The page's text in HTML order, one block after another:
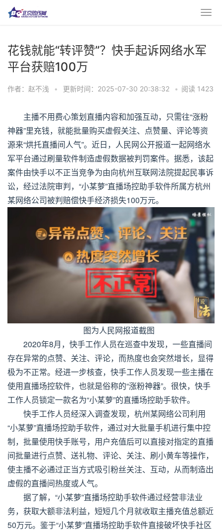
花钱就能“转评赞”？快手起诉网络水军
平台获赔100万
作者：赵不浅 • 更新时间：2025-07-30 20:38:32 • 阅读 1423
主播不用费心策划直播内容和加强互动，只需往“涨粉
神器”里充钱，就能批量购买虚假关注、点赞量、评论等资
源来“烘托直播间人气”。近日，人民网公开报道一起网络水
军平台通过刷量软件制造虚假数据被判罚案件。据悉，该起
案件由快手以不正当竞争为由向杭州互联网法院提起民事诉
讼，经过法院审判，“小某萝”直播场控助手软件所属方杭州
某网络公司被判赔偿快手经济损失100万元。
图为人民网报道截图
2020年8月，快手工作人员在巡查中发现，一些直播间
存在异常的点赞、关注、评论，而热度也会突然增长，显得
极为不正常。经进一步核查，快手工作人员发现一些主播在
使用直播场控软件，也就是俗称的“涨粉神器”。很快，快手
工作人员锁定一款名为“小某萝”的直播场控助手软件。
快手工作人员经深入调查发现，杭州某网络公司利用
“小某萝”直播场控助手软件，通过对大批量手机进行集中控
制，批量使用快手账号，用户充值后可以直接对指定的直播
间批量进行点赞、送礼物、评论、关注、刷小黄车等操作，
使主播不必通过正当方式吸引粉丝关注、互动，从而制造出
虚假的直播间热度或人气。
据了解，“小某萝”直播场控助手软件通过经营非法业
务，获取大额非法利益，短短几个月就收取主播充值总额近
50万元。鉴于“小某萝”直播场控助手软件直接破坏快手社区